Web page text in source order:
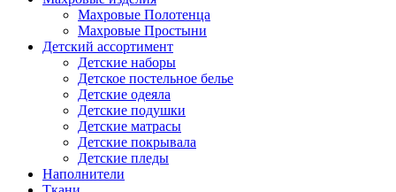
Махровые Полотенца
Махровые Простыни
Детский ассортимент
Детские наборы
Детское постельное белье
Детские одеяла
Детские подушки
Детские матрасы
Детские покрывала
Детские пледы
Наполнители